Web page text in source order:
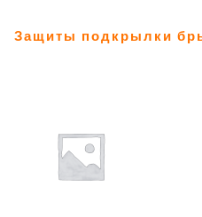
Защиты подкрылки